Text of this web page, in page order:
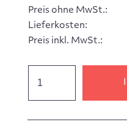
Preis ohne MwSt.:
Lieferkosten:
Preis inkl. MwSt.: